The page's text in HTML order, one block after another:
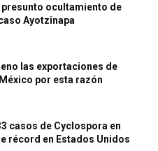
ocultamiento de
Ayotzinapa
las exportaciones de
por esta razón
casos de Cyclospora en
récord en Estados Unidos